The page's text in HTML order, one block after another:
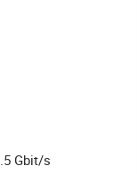
Gbit/s